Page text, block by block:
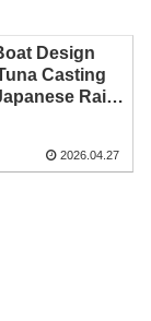
Design
Casting
Rails
2026.04.27